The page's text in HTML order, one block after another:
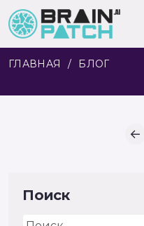
ГЛАВНАЯ БЛОГ
←
Поиск